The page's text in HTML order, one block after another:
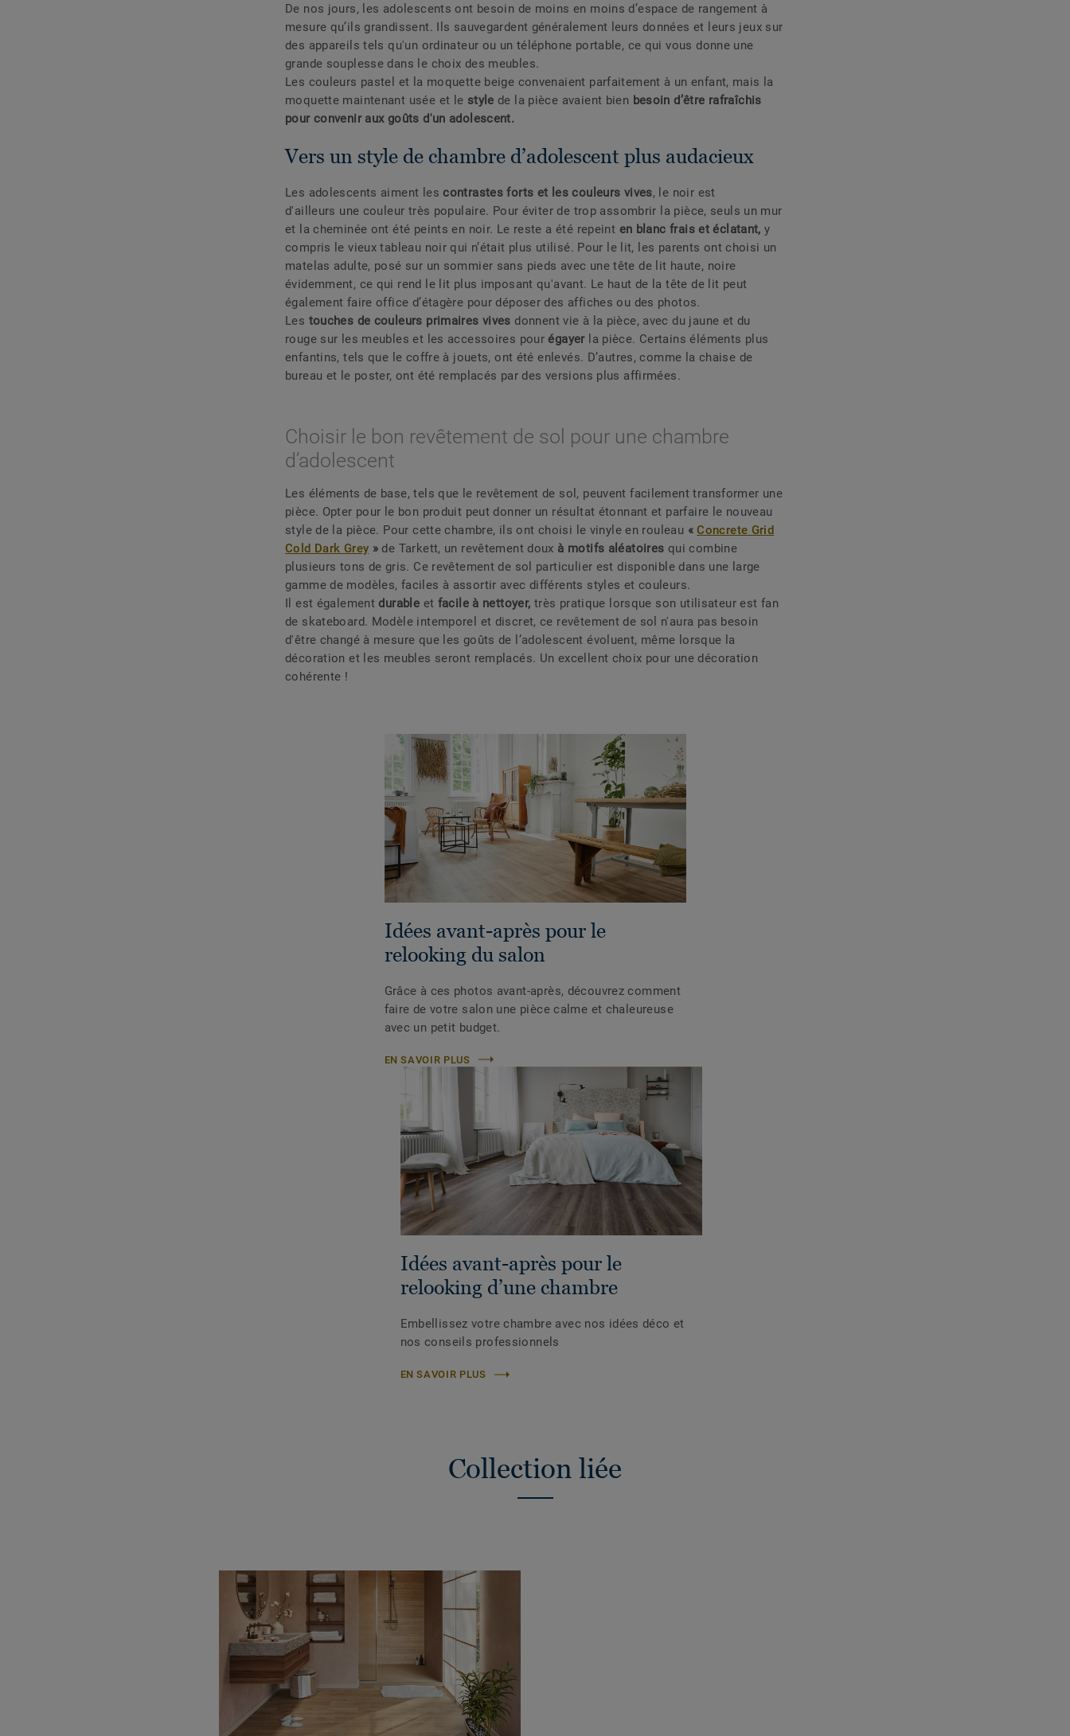
De nos jours, les adolescents ont besoin de moins en moins d’espace de rangement à
mesure qu’ils grandissent. Ils sauvegardent généralement leurs données et leurs jeux sur
des appareils tels qu'un ordinateur ou un téléphone portable, ce qui vous donne une
grande souplesse dans le choix des meubles.
Les couleurs pastel et la moquette beige convenaient parfaitement à un enfant, mais la
moquette maintenant usée et le style de la pièce avaient bien besoin d’être rafraîchis
pour convenir aux goûts d'un adolescent.
Vers un style de chambre d’adolescent plus audacieux
Les adolescents aiment lescontrastes forts et les couleurs vives, le noir est
d'ailleurs une couleur très populaire. Pour éviter de trop assombrir la pièce, seuls un mur
et la cheminée ont été peints en noir. Le reste a été repeint en blanc frais et éclatant, y
compris le vieux tableau noir qui n’était plus utilisé. Pour le lit, les parents ont choisi un
matelas adulte, posé sur un sommier sans pieds avec une tête de lit haute, noire
évidemment, ce qui rend le lit plus imposant qu'avant. Le haut de la tête de lit peut
également faire office d’étagère pour déposer des affiches ou des photos.
Les touches de couleurs primaires vives donnent vie à la pièce, avec du jaune et du
rouge sur les meubles et les accessoires pourégayer la pièce. Certains éléments plus
enfantins, tels que le coffre à jouets, ont été enlevés. D’autres, comme la chaise de
bureau et le poster, ont été remplacés par des versions plus affirmées.
Choisir le bon revêtement de sol pour une chambre
d’adolescent
Les éléments de base, tels que le revêtement de sol, peuvent facilement transformer une
pièce. Opter pour le bon produit peut donner un résultat étonnant et parfaire le nouveau
style de la pièce. Pour cette chambre, ils ont choisi le vinyle en rouleau «Concrete Grid
Cold Dark Grey » de Tarkett, un revêtement doux à motifs aléatoires qui combine
plusieurs tons de gris. Ce revêtement de sol particulier est disponible dans une large
gamme de modèles, faciles à assortir avec différents styles et couleurs.
Il est également durable et facile à nettoyer, très pratique lorsque son utilisateur est fan
de skateboard. Modèle intemporel et discret, ce revêtement de sol n'aura pas besoin
d'être changé à mesure que les goûts de l’adolescent évoluent, même lorsque la
décoration et les meubles seront remplacés. Un excellent choix pour une décoration
cohérente !
Idées avant-après pour le
relooking du salon
Grâce à ces photos avant-après, découvrez comment
faire de votre salon une pièce calme et chaleureuse
avec un petit budget.
EN SAVOIR PLUS
Idées avant-après pour le
relooking d’une chambre
Embellissez votre chambre avec nos idées déco et
nos conseils professionnels
EN SAVOIR PLUS
Collection liée